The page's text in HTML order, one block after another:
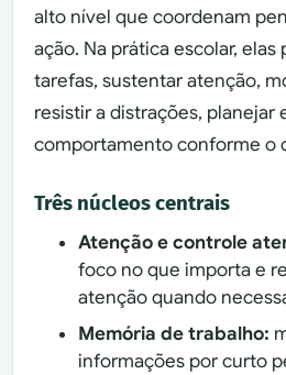
alto nível que coordenam
ação. Na prática escolar,
tarefas, sustentar atenção,
resistir a distrações, planejar
comportamento conforme o
Três núcleos centrais
Atenção e controle
foco no que importa e
atenção quando
Memória de trabalho:
informações por curto